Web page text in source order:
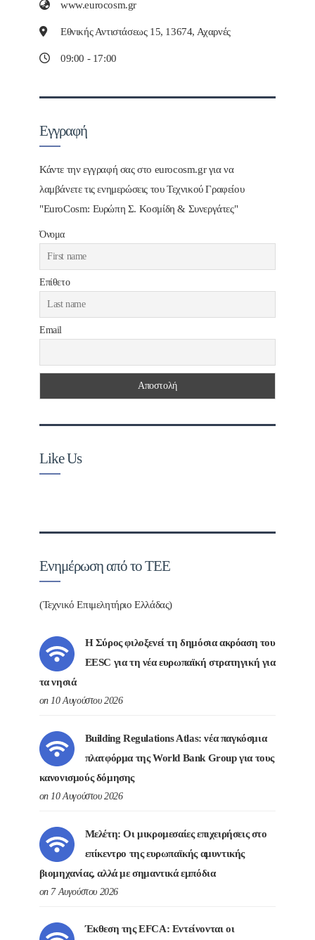
www.eurocosm.gr
Εθνικής Αντιστάσεως 15, 13674, Αχαρνές
09:00 - 17:00
Εγγραφή
Κάντε την εγγραφή σας στο eurocosm.gr για να
λαμβάνετε τις ενημερώσεις του Τεχνικού Γραφείου
"EuroCosm: Ευρώπη Σ. Κοσμίδη & Συνεργάτες"
Όνομα
Επίθετο
Email
Like Us
Ενημέρωση από το ΤΕΕ
(Τεχνικό Επιμελητήριο Ελλάδας)
Η Σύρος φιλοξενεί τη δημόσια ακρόαση του
EESC για τη νέα ευρωπαϊκή στρατηγική για
τα νησιά
on 10 Αυγούστου 2026
Building Regulations Atlas: νέα παγκόσμια
πλατφόρμα της World Bank Group για τους
κανονισμούς δόμησης
on 10 Αυγούστου 2026
Μελέτη: Οι μικρομεσαίες επιχειρήσεις στο
επίκεντρο της ευρωπαϊκής αμυντικής
βιομηχανίας, αλλά με σημαντικά εμπόδια
on 7 Αυγούστου 2026
Έκθεση της EFCA: Εντείνονται οι